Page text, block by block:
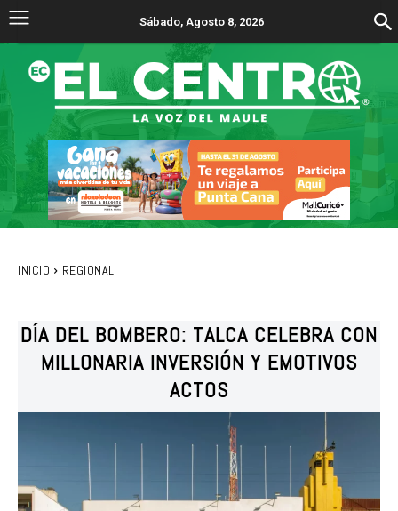
Sábado, Agosto 8, 2026
INICIO REGIONAL
DÍA DEL BOMBERO: TALCA CELEBRA CON
MILLONARIA INVERSIÓN Y EMOTIVOS
ACTOS